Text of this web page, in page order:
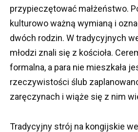
przypieczętować małżeństwo.
kulturowo ważną wymianą i
dwóch rodzin. W tradycyjnych
młodzi znali się z kościoła.
formalna, a para nie mieszkała
rzeczywistości ślub
zaręczynach i wiąże się z nim
Tradycyjny strój na kongijskie